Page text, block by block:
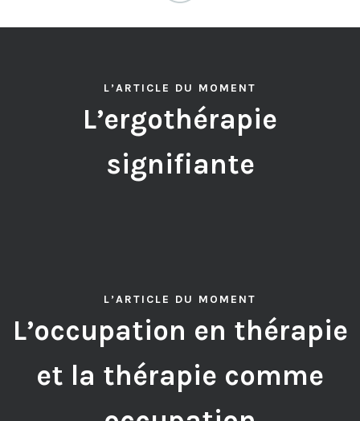
L’ARTICLE DU MOMENT
L’ergothérapie
signifiante
L’ARTICLE DU MOMENT
L’occupation en thérapie
et la thérapie comme